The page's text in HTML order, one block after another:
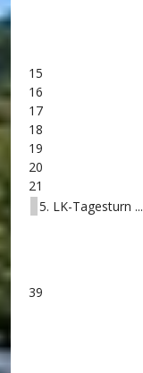
15
16
17
18
19
20
21
5. LK-Tagesturn ...
39